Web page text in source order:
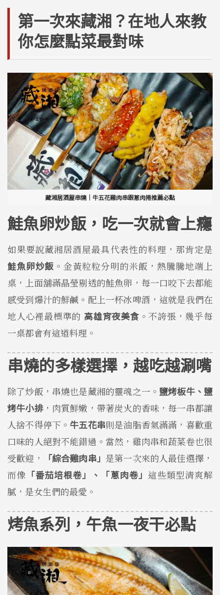
第一次來藏湘？在地人來教
你怎麼點菜最對味
藏湘居酒屋串燒｜牛五花雞肉串跟蔥肉捲推薦必點
鮭魚卵炒飯，吃一次就會上癮
如果要說藏湘居酒屋最具代表性的料理，那肯定是
鮭魚卵炒飯 。金黃粒粒分明的米飯，熱騰騰地端上
桌，上面舖滿晶瑩剔透的鮭魚卵，每一口咬下去都能
感受到爆汁的鮮鹹。配上一杯冰啤酒，這就是我們在
地人心裡最標準的 高雄宵夜美食 。不誇張，幾乎每
一桌都會有這道料理。
串燒的多樣選擇，越吃越涮嘴
除了炒飯，串燒也是藏湘的靈魂之一。 鹽烤板牛、鹽
烤牛小排，肉質鮮嫩，帶著炭火的香味，每一串都讓
人捨不得停下。 牛五花串則是油脂香氣滿滿，喜歡重
口味的人絕對不能錯過。當然，雞肉串和蔬菜卷也很
受歡迎，
「綜合雞肉串」是第一次來的人最佳選擇，
而像 「番茄培根卷」、「蔥肉卷」 這些類型清爽解
膩，是女生們的最愛。
烤魚系列，午魚一夜干必點